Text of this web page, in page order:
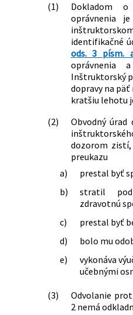
(1)
Dokladom o
oprávnenia
identifikačné
ods. 3 písm.
oprávnenia
Inštruktorský
dopravy na päť
kratšiu lehotu
(2)
Obvodný
dozorom
preukazu
a)
prestal byť
b)
stratil
zdravotnú
c)
prestal byť
d)
bolo mu
e)
vykonáva
učebnými
(3)
Odvolanie
2 nemá